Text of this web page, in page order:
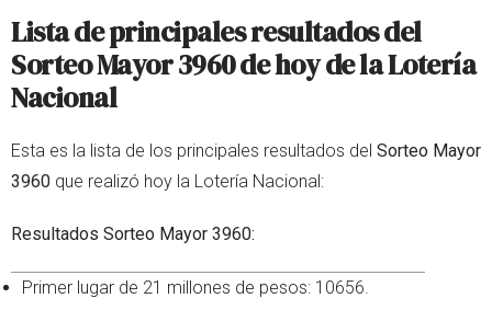
Lista de principales resultados del
Sorteo Mayor 3960 de hoy de la Lotería
Nacional
Esta es la lista de los principales resultados del Sorteo Mayor
3960 que realizó hoy la Lotería Nacional:
Resultados Sorteo Mayor 3960:
Primer lugar de 21 millones de pesos: 10656.